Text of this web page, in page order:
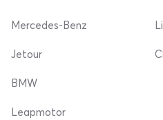
Mercedes-Benz
Jetour
BMW
Leapmotor